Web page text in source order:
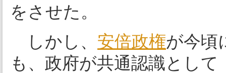
をさせた。
しかし、 安倍政権が今頃
も、政府が共通認識とし